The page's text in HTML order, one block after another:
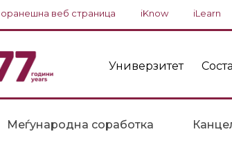
веб страница iKnow iLearn
Универзитет
Меѓународна соработка